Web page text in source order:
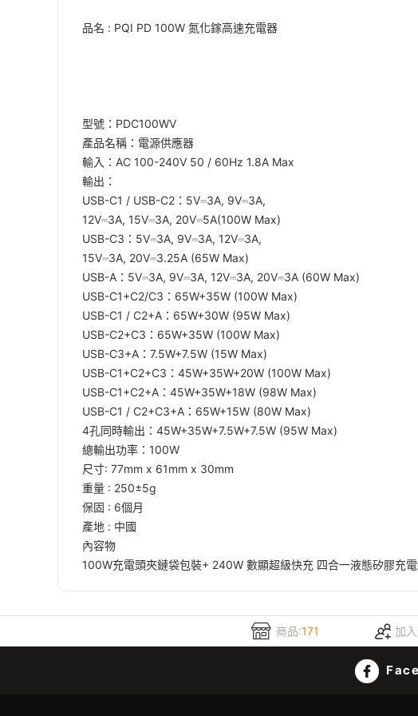
品名 : PQI PD 100W 氮化鎵高速充電器
型號：PDC100WV
產品名稱：電源供應器
輸入：AC 100-240V 50 / 60Hz 1.8A Max
輸出：
USB-C1 / USB-C2：5V⎓3A, 9V⎓3A,
12V⎓3A, 15V⎓3A, 20V⎓5A(100W Max)
USB-C3：5V⎓3A, 9V⎓3A, 12V⎓3A,
15V⎓3A, 20V⎓3.25A (65W Max)
USB-A：5V⎓3A, 9V⎓3A, 12V⎓3A, 20V⎓3A (60W Max)
USB-C1+C2/C3：65W+35W (100W Max)
USB-C1 / C2+A：65W+30W (95W Max)
USB-C2+C3：65W+35W (100W Max)
USB-C3+A：7.5W+7.5W (15W Max)
USB-C1+C2+C3：45W+35W+20W (100W Max)
USB-C1+C2+A：45W+35W+18W (98W Max)
USB-C1 / C2+C3+A：65W+15W (80W Max)
4孔同時輸出：45W+35W+7.5W+7.5W (95W Max)
總輸出功率：100W
尺寸: 77mm x 61mm x 30mm
重量 : 250±5g
保固 : 6個月
產地 : 中國
內容物
100W充電頭夾鏈袋包裝+ 240W 數顯超級快充 四合一液態矽膠充
商品:171 加